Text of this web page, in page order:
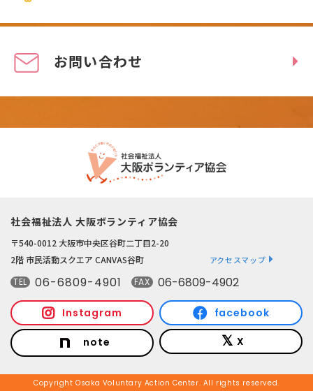
お問い合わせ
社会福祉法人 大阪ボランティア協会
〒540-0012 大阪市中央区谷町二丁目2-20
2階 市民活動スクエア CANVAS谷町
アクセスマップ
TEL 06-6809-4901 FAX 06-6809-4902
Instagram facebook
note X
Copyright Osaka Voluntary Action Center. All rights reserved.